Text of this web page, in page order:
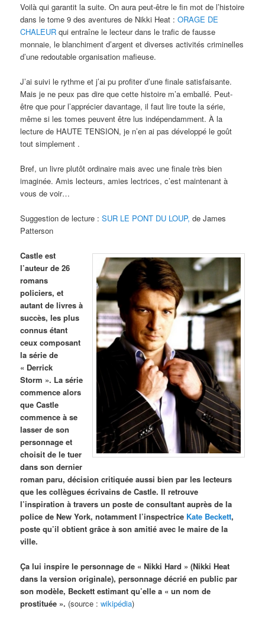
Voilà qui garantit la suite. On aura peut-être le fin mot de l’histoire
dans le tome 9 des aventures de Nikki Heat :ORAGE DE
CHALEUR qui entraîne le lecteur dans le trafic de fausse
monnaie, le blanchiment d’argent et diverses activités criminelles
d’une redoutable organisation mafieuse.
J’ai suivi le rythme et j’ai pu profiter d’une finale satisfaisante.
Mais je ne peux pas dire que cette histoire m’a emballé. Peut-
être que pour l’apprécier davantage, il faut lire toute la série,
même si les tomes peuvent être lus indépendamment. À la
lecture de HAUTE TENSION, je n’en ai pas développé le goût
tout simplement .
Bref, un livre plutôt ordinaire mais avec une finale très bien
imaginée. Amis lecteurs, amies lectrices, c’est maintenant à
vous de voir…
Suggestion de lecture :SUR LE PONT DU LOUP, de James
Patterson
Castle est
l’auteur de 26
romans
policiers, et
autant de livres à
succès, les plus
connus étant
ceux composant
la série de
« Derrick
Storm ». La série
commence alors
que Castle
commence à se
lasser de son
personnage et
choisit de le tuer
dans son dernier
roman paru, décision critiquée aussi bien par les lecteurs
que les collègues écrivains de Castle. Il retrouve
l’inspiration à travers un poste de consultant auprès de la
police de New York, notamment l’inspectrice Kate Beckett,
poste qu’il obtient grâce à son amitié avec le maire de la
ville.
Ça lui inspire le personnage de « Nikki Hard » (Nikki Heat
dans la version originale), personnage décrié en public par
son modèle, Beckett estimant qu’elle a « un nom de
prostituée ». (source :wikipédia)